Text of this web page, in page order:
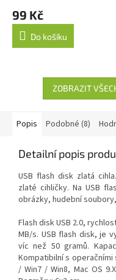
99 Kč
Do košíku
ZOBRAZIT
Popis Podobné (8)
Detailní popis
USB flash disk zlatá
zlaté cihličky. Na USB
obrázky, hudební
Flash disk USB 2.0,
MB/s. USB flash disk, je
víc než 50 gramů.
Kompatibilní s operačními
/ Win7 / Win8, Mac OS